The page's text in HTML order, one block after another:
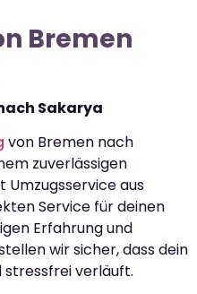
Bremen
Sakarya
von Bremen nach
zuverlässigen
Umzugsservice aus
Service für deinen
Erfahrung und
wir sicher, dass dein
stressfrei verläuft.